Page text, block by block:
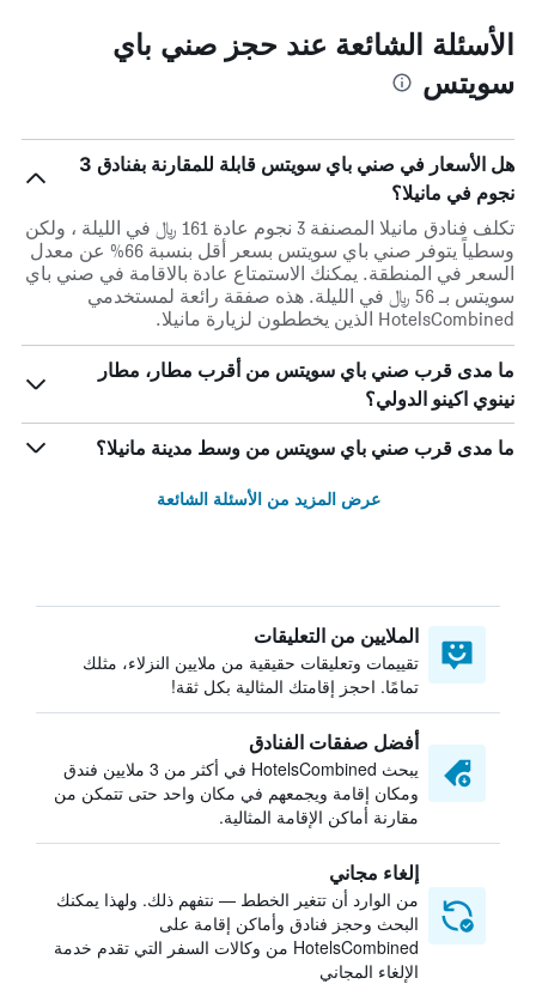
الأسئلة الشائعة عند حجز صني باي
سويتس
هل الأسعار في صني باي سويتس قابلة للمقارنة بفنادق 3
نجوم في مانيلا؟
تكلف فنادق مانيلا المصنفة 3 نجوم عادة 161 ﷼ في الليلة ، ولكن
وسطياً يتوفر صني باي سويتس بسعر أقل بنسبة 66% عن معدل
السعر في المنطقة. يمكنك الاستمتاع عادة بالاقامة في صني باي
سويتس بـ 56 ﷼ في الليلة. هذه صفقة رائعة لمستخدمي
HotelsCombined الذين يخططون لزيارة مانيلا.
ما مدى قرب صني باي سويتس من أقرب مطار، مطار
نينوي اكينو الدولي؟
ما مدى قرب صني باي سويتس من وسط مدينة مانيلا؟
عرض المزيد من الأسئلة الشائعة
الملايين من التعليقات
تقييمات وتعليقات حقيقية من ملايين النزلاء، مثلك
تمامًا. احجز إقامتك المثالية بكل ثقة!
أفضل صفقات الفنادق
يبحث HotelsCombined في أكثر من 3 ملايين فندق
ومكان إقامة ويجمعهم في مكان واحد حتى تتمكن من
مقارنة أماكن الإقامة المثالية.
إلغاء مجاني
من الوارد أن تتغير الخطط — نتفهم ذلك. ولهذا يمكنك
البحث وحجز فنادق وأماكن إقامة على
HotelsCombined من وكالات السفر التي تقدم خدمة
الإلغاء المجاني